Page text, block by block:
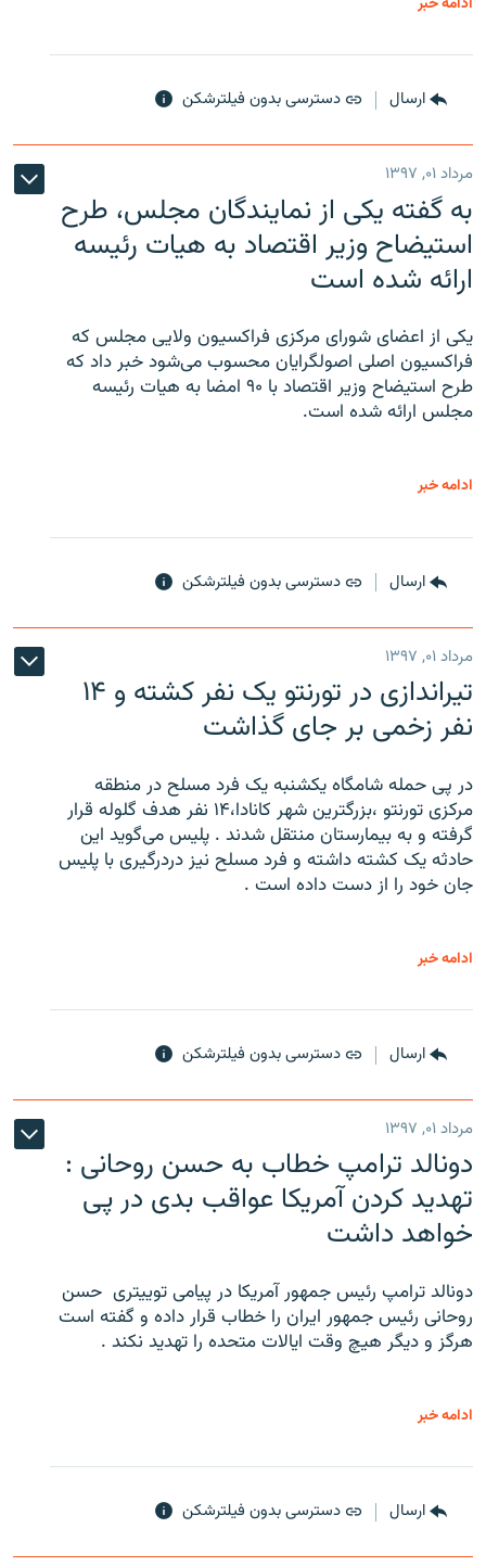
ارسال دسترسی بدون فیلترشکن
مرداد ۰۱, ۱۳۹۷
به گفته یکی از نمایندگان مجلس، طرح
استیضاح وزیر اقتصاد به هیات رئیسه
ارائه شده است
یکی از اعضای شورای مرکزی فراکسیون ولایی مجلس که
فراکسیون اصلی اصولگرایان محسوب می‌شود خبر داد که
طرح استیضاح وزیر اقتصاد با ۹۰ امضا به هیات رئیسه
مجلس ارائه شده است.
ادامه خبر
ارسال دسترسی بدون فیلترشکن
مرداد ۰۱, ۱۳۹۷
تیراندازی در تورنتو یک نفر کشته و ۱۴
نفر زخمی بر جای گذاشت
در پی حمله شامگاه یکشنبه یک فرد مسلح در منطقه
مرکزی تورنتو ،‌بزرگترین شهر کانادا،۱۴ نفر هدف گلوله قرار
گرفته و به بیمارستان منتقل شدند . پلیس می‌گوید این
حادثه یک کشته داشته و فرد مسلح نیز دردرگیری با پلیس
جان خود را از دست داده است .
ادامه خبر
ارسال دسترسی بدون فیلترشکن
مرداد ۰۱, ۱۳۹۷
دونالد ترامپ خطاب به حسن روحانی :
تهدید کردن آمریکا عواقب بدی در پی
خواهد داشت
دونالد ترامپ رئیس جمهور آمریکا در پیامی توییتری ‌ حسن
روحانی رئیس جمهور ایران را خطاب قرار داده و گفته است
هرگز و دیگر هیچ وقت ایالات متحده را تهدید نکند .
ادامه خبر
ارسال دسترسی بدون فیلترشکن